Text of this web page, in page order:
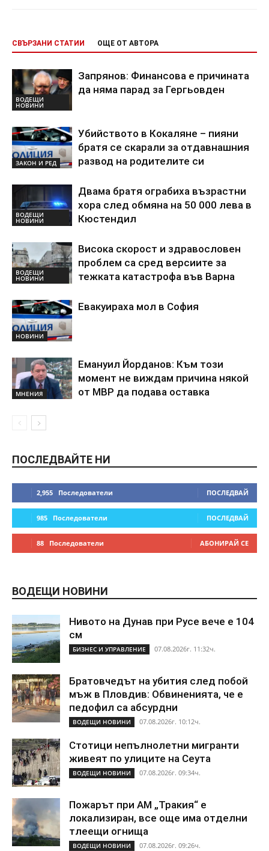
СВЪРЗАНИ СТАТИИ ОЩЕ ОТ АВТОРА
ВОДЕЩИ
НОВИНИ
Запрянов: Финансова е причината
да няма парад за Гергьовден
ЗАКОН И РЕД
Убийството в Кокаляне – пияни
братя се скарали за отдавнашния
развод на родителите си
ВОДЕЩИ
НОВИНИ
Двама братя ограбиха възрастни
хора след обмяна на 50 000 лева в
Кюстендил
ВОДЕЩИ
НОВИНИ
Висока скорост и здравословен
проблем са сред версиите за
тежката катастрофа във Варна
НОВИНИ
Евакуираха мол в София
МНЕНИЯ
Емануил Йорданов: Към този
момент не виждам причина някой
от МВР да подава оставка
ПОСЛЕДВАЙТЕ НИ
2,955 Последователи ПОСЛЕДВАЙ
985 Последователи ПОСЛЕДВАЙ
88 Последователи АБОНИРАЙ СЕ
ВОДЕЩИ НОВИНИ
Нивото на Дунав при Русе вече е 104
см
БИЗНЕС И УПРАВЛЕНИЕ 07.08.2026г. 11:32ч.
Братовчедът на убития след побой
мъж в Пловдив: Обвиненията, че е
педофил са абсурдни
ВОДЕЩИ НОВИНИ 07.08.2026г. 10:12ч.
Стотици непълнолетни мигранти
живеят по улиците на Сеута
ВОДЕЩИ НОВИНИ 07.08.2026г. 09:34ч.
Пожарът при АМ „Тракия“ е
локализиран, все още има отделни
тлеещи огнища
ВОДЕЩИ НОВИНИ 07.08.2026г. 09:26ч.